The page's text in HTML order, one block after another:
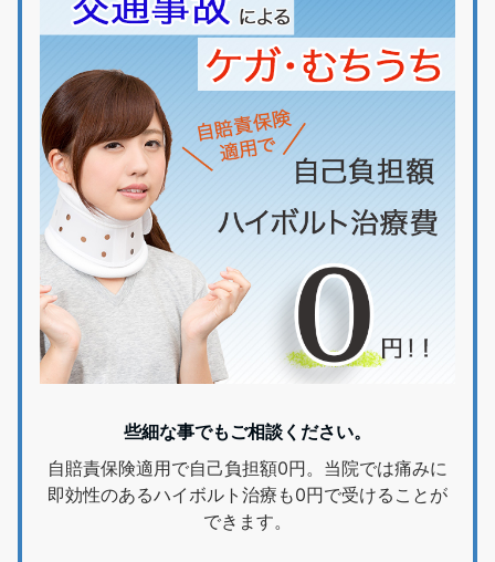
些細な事でもご相談ください。
自賠責保険適用で自己負担額0円。当院では痛みに
即効性のあるハイボルト治療も0円で受けることが
できます。